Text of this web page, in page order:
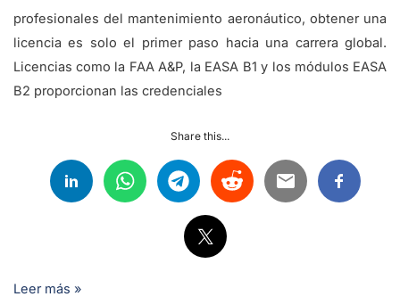
profesionales del mantenimiento aeronáutico, obtener una
licencia es solo el primer paso hacia una carrera global.
Licencias como la FAA A&P, la EASA B1 y los módulos EASA
B2 proporcionan las credenciales
Share this...
Leer más »